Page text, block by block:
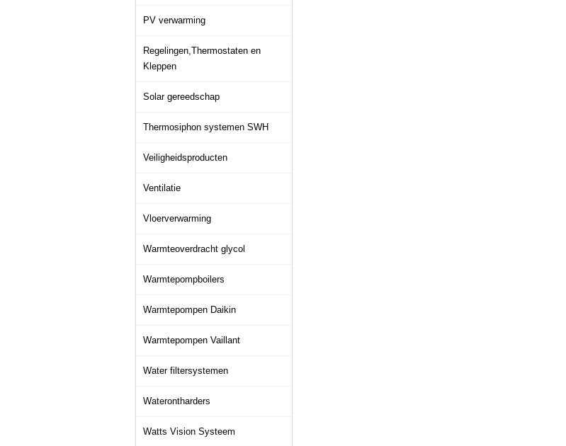
PV verwarming
Regelingen,Thermostaten en
Kleppen
Solar gereedschap
Thermosiphon systemen SWH
Veiligheidsproducten
Ventilatie
Vloerverwarming
Warmteoverdracht glycol
Warmtepompboilers
Warmtepompen Daikin
Warmtepompen Vaillant
Water filtersystemen
Waterontharders
Watts Vision Systeem